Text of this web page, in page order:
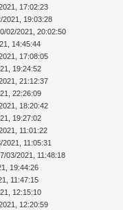
17:02:23
2021, 19:03:28
02/2021, 20:02:50
14:45:44
17:08:05
19:24:52
21:12:37
22:26:09
18:20:42
19:27:02
11:01:22
2021, 11:05:31
03/2021, 11:48:18
19:44:26
11:47:15
12:15:10
12:20:59